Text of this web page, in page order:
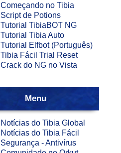
Começando no Tibia
Script de Potions
Tutorial TibiaBOT NG
Tutorial Tibia Auto
Tutorial Elfbot (Português)
Tibia Fácil Trial Reset
Crack do NG no Vista
Menu
Notícias do Tibia Global
Notícias do Tibia Fácil
Segurança - Antivírus